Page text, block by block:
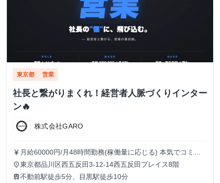
東京都 営業
社長と繋がりまくれ！経営者人脈づくりインター
ン🔥
株式会社GARO
currency_yen 月給60000円/月48時間勤務(稼働量に応じる) 本気でコミッ
トすれば、学生でも圧倒的な実績と報酬を得られる環境で
す！
place東京都品川区西五反田3-12-14西五反田プレイス8階
train不動前駅徒歩5分、目黒駅徒歩10分